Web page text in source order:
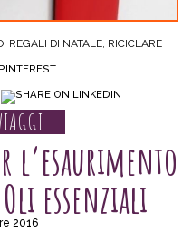
REGALI DI NATALE RICICLARE
l’esaurimento
essenziali
2016